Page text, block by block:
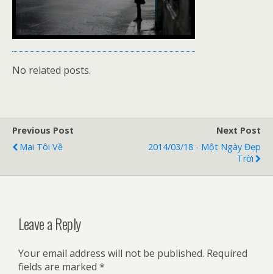
No related posts.
Previous Post
Mai Tôi Về
Next Post
2014/03/18 - Một Ngày Đẹp
Trời
Leave a Reply
Your email address will not be published. Required
fields are marked *